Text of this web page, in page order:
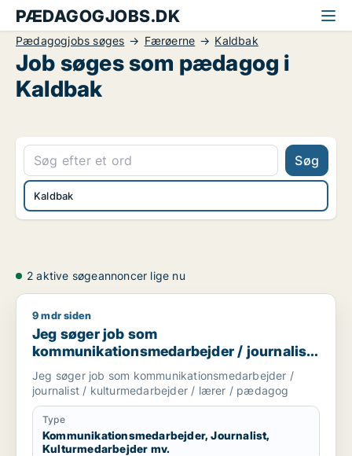
PÆDAGOGJOBS.DK
Pædagogjobs søges Færøerne Kaldbak
Job søges som pædagog i
Kaldbak
Søg
Kaldbak
2 aktive søgeannoncer lige nu
Jeg søger job som kommunikationsmedarbejder /
9 mdr siden
Jeg søger job som
kommunikationsmedarbejder / journalist
/ kulturmedarbejder / lærer / pædagog
Jeg søger job som kommunikationsmedarbejder /
journalist / kulturmedarbejder / lærer / pædagog
Type
Kommunikationsmedarbejder, Journalist,
Kulturmedarbejder mv.